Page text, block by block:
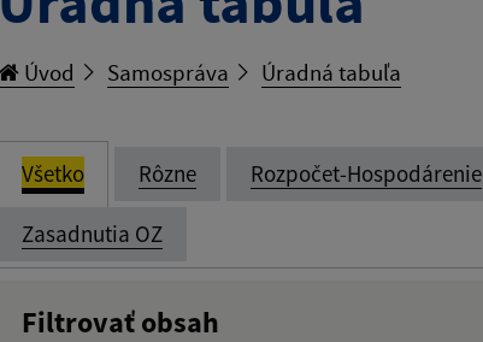
Úvod Samospráva Úradná tabuľa
Všetko Rôzne Rozpočet-Hospodárenie
Zasadnutia OZ
Filtrovať obsah